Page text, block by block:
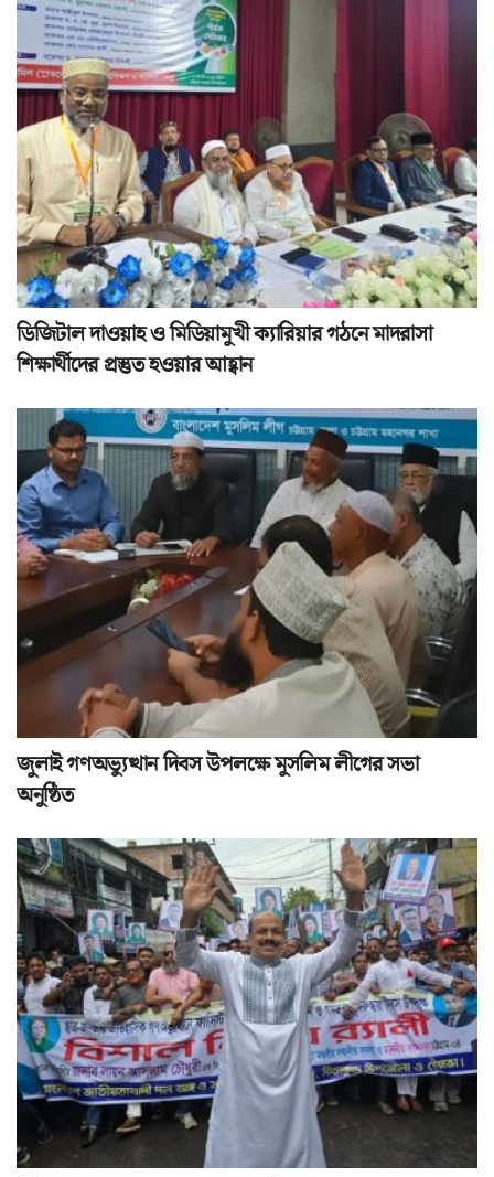
ডিজিটাল দাওয়াহ ও মিডিয়ামুখী ক্যারিয়ার গঠনে মাদরাসা
শিক্ষার্থীদের প্রস্তুত হওয়ার আহ্বান
জুলাই গণঅভ্যুত্থান দিবস উপলক্ষে মুসলিম লীগের সভা
অনুষ্ঠিত